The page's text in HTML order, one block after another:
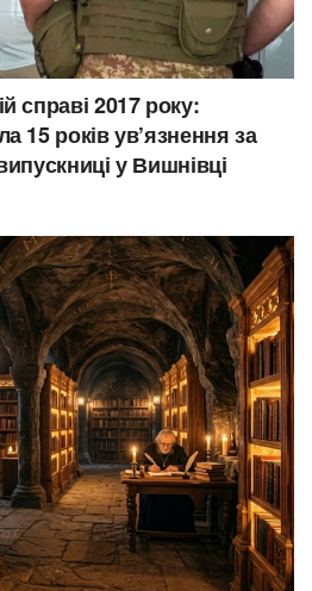
справі 2017 року:
15 років ув’язнення за
у Вишнівці